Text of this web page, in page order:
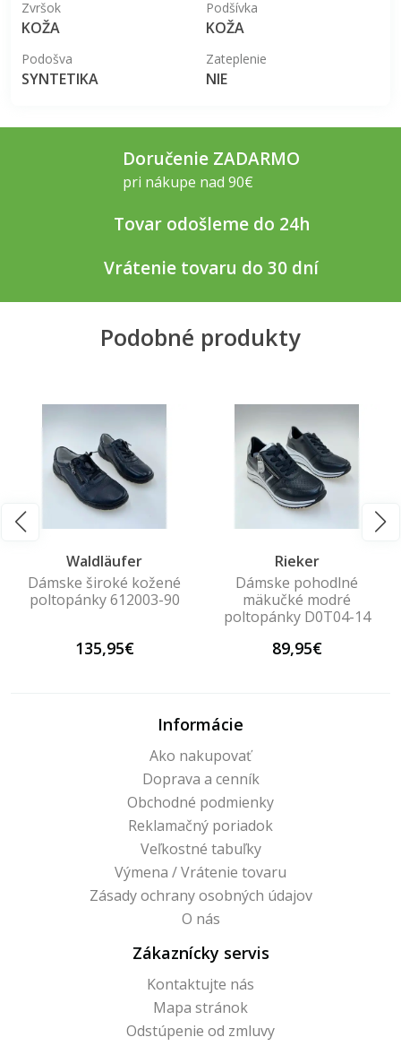
Zvršok
KOŽA
Podšívka
KOŽA
Podošva
SYNTETIKA
Zateplenie
NIE
Doručenie ZADARMO
pri nákupe nad 90€
Tovar odošleme do 24h
Vrátenie tovaru do 30 dní
Podobné produkty
Waldläufer
Dámske široké kožené
poltopánky 612003-90
135,95€
Rieker
Dámske pohodlné
mäkučké modré
poltopánky D0T04-14
89,95€
Informácie
Ako nakupovať
Doprava a cenník
Obchodné podmienky
Reklamačný poriadok
Veľkostné tabuľky
Výmena / Vrátenie tovaru
Zásady ochrany osobných údajov
O nás
Zákaznícky servis
Kontaktujte nás
Mapa stránok
Odstúpenie od zmluvy